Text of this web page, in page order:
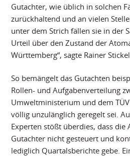
Gutachter, wie üblich in solchen
zurückhaltend und an vielen
unter dem Strich fällen sie in der
Urteil über den Zustand der
Württemberg“, sagte Rainer
So bemängelt das Gutachten
Rollen- und Aufgabenverteilung
Umweltministerium und dem
völlig unzulänglich geregelt sei.
Experten stößt überdies, dass die
Gutachter nicht gesteuert und
lediglich Quartalsberichte gebe.